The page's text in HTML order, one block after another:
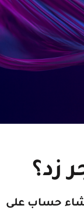
على